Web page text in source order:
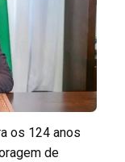
os 124 anos
de